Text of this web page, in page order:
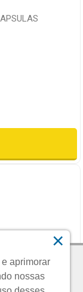
aprimorar
nossas
×